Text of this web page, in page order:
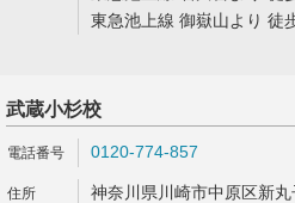
東急池上線 御嶽山より 徒
武蔵小杉校
0120-774-857
神奈川県川崎市中原区新